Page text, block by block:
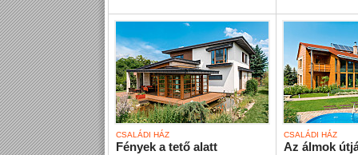
CSALÁDI HÁZ
Fények a tető alatt
CSALÁDI HÁZ
Az álmok